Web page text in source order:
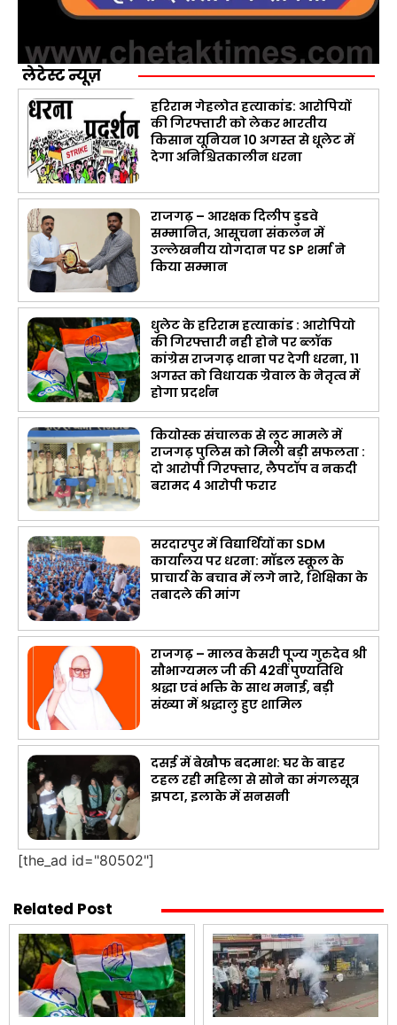
लेटेस्ट न्यूज़
हरिराम गेहलोत हत्याकांड: आरोपियों
की गिरफ्तारी को लेकर भारतीय
किसान यूनियन 10 अगस्त से धूलेट में
देगा अनिश्चितकालीन धरना
राजगढ़ – आरक्षक दिलीप डुडवे
सम्मानित, आसूचना संकलन में
उल्लेखनीय योगदान पर SP शर्मा ने
किया सम्मान
धुलेट के हरिराम हत्याकांड : आरोपियो
की गिरफ्तारी नही होने पर ब्लॉक
कांग्रेस राजगढ़ थाना पर देगी धरना, 11
अगस्त को विधायक ग्रेवाल के नेतृत्व में
होगा प्रदर्शन
कियोस्क संचालक से लूट मामले में
राजगढ़ पुलिस को मिली बड़ी सफलता :
दो आरोपी गिरफ्तार, लैपटॉप व नकदी
बरामद 4 आरोपी फरार
सरदारपुर में विद्यार्थियों का SDM
कार्यालय पर धरना: मॉडल स्कूल के
प्राचार्य के बचाव में लगे नारे, शिक्षिका के
तबादले की मांग
राजगढ़ – मालव केसरी पूज्य गुरुदेव श्री
सौभाग्यमल जी की 42वीं पुण्यतिथि
श्रद्धा एवं भक्ति के साथ मनाई, बड़ी
संख्या में श्रद्धालु हुए शामिल
दसई में बेखौफ बदमाश: घर के बाहर
टहल रही महिला से सोने का मंगलसूत्र
झपटा, इलाके में सनसनी
[the_ad id="80502"]
Related Post